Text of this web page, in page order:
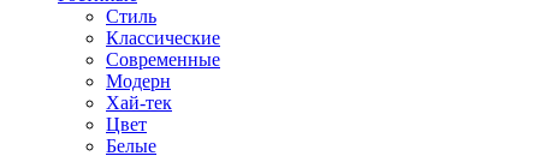
Стиль
Классические
Современные
Модерн
Хай-тек
Цвет
Белые